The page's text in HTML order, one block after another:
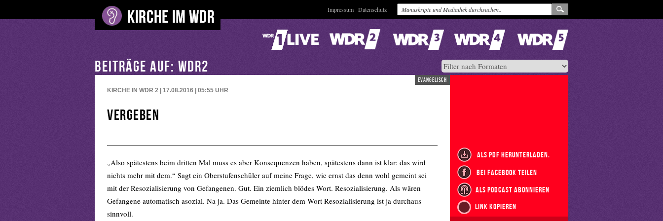
Impressum Datenschutz
BEITRÄGE AUF: WDR2
evangelisch
KIRCHE IN WDR 2 | 17.08.2016 | 05:55 UHR
vergeben
„Also spätestens beim dritten Mal muss es aber Konsequenzen haben, spätestens dann ist klar: das wird
nichts mehr mit dem.“ Sagt ein Oberstufenschüler auf meine Frage, wie ernst das denn wohl gemeint sei
mit der Resozialisierung von Gefangenen. Gut. Ein ziemlich blödes Wort. Resozialisierung. Als wären
Gefangene automatisch asozial. Na ja. Das Gemeinte hinter dem Wort Resozialisierung ist ja durchaus
sinnvoll.
als PDF herunterladen.
bei Facebook teilen
als Podcast abonnieren
Link kopieren